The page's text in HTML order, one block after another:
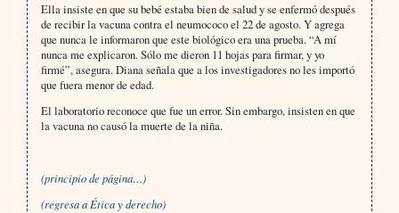
Ella insiste en que su bebé estaba bien de salud y se enfermó después
de recibir la vacuna contra el neumococo el 22 de agosto. Y agrega
que nunca le informaron que este biológico era una prueba. “A mí
nunca me explicaron. Sólo me dieron 11 hojas para firmar, y yo
firmé”, asegura. Diana señala que a los investigadores no les importó
que fuera menor de edad.
El laboratorio reconoce que fue un error. Sin embargo, insisten en que
la vacuna no causó la muerte de la niña.
(principio de página…)
(regresa a Ética y derecho)